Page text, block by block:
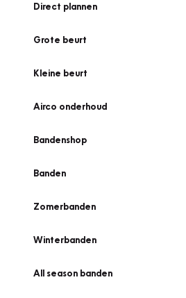
Direct plannen
Grote beurt
Kleine beurt
Airco onderhoud
Bandenshop
Banden
Zomerbanden
Winterbanden
All season banden